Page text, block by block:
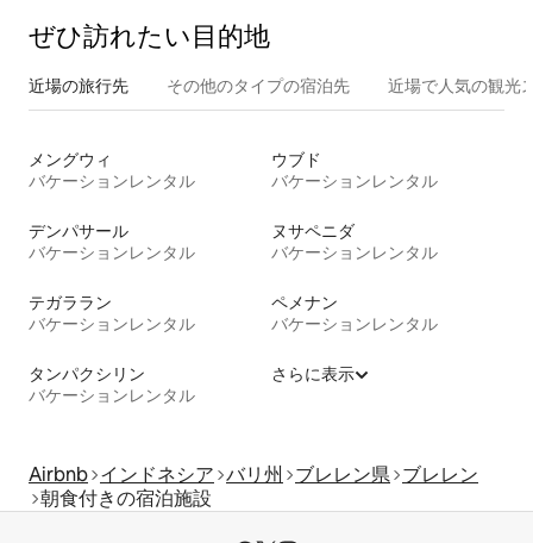
ぜひ訪⁠れ⁠た⁠い目⁠的⁠地
近場の旅行先 その他のタ⁠イ⁠プ⁠の宿⁠泊⁠先 近場で人気の観光
メングウィ
バケーションレンタル
ウブド
バケーションレンタル
デンパサール
バケーションレンタル
ヌサペニダ
バケーションレンタル
テガララン
バケーションレンタル
ペメナン
バケーションレンタル
タンパクシリン
バケーションレンタル
さらに表示
Airbnb インドネシア バリ州 ブレレン県 ブレレン
朝食付きの宿泊施設